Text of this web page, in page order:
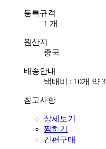
등록규격
1 개
원산지
중국
배송안내
택배비 : 10개 약
참고사항
상세보기
찜하기
간편구매